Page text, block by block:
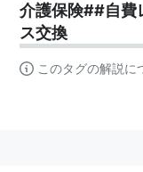
介護保険##自費
ス交換
このタグの解説に